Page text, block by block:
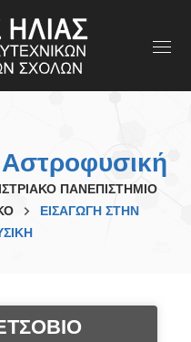
ΠΑΝΕΠΙΣΤΗΜΙΟ
ΕΙΣΑΓΩΓΉ ΣΤΗΝ